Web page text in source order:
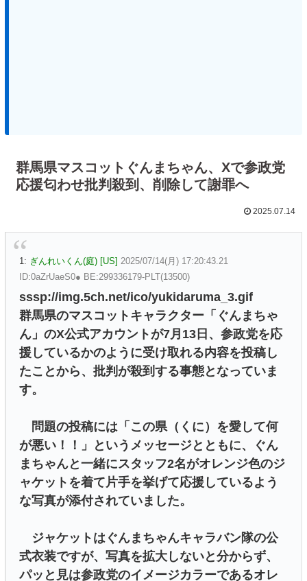
群馬県マスコットぐんまちゃん、Xで参政党
応援匂わせ批判殺到、削除して謝罪へ
2025.07.14
1: ぎんれいくん(庭) [US] 2025/07/14(月) 17:20:43.21
ID:0aZrUaeS0● BE:299336179-PLT(13500)
sssp://img.5ch.net/ico/yukidaruma_3.gif
群馬県のマスコットキャラクター「ぐんまちゃ
ん」のX公式アカウントが7月13日、参政党を応
援しているかのように受け取れる内容を投稿し
たことから、批判が殺到する事態となっていま
す。
問題の投稿には「この県（くに）を愛して何
が悪い！！」というメッセージとともに、ぐん
まちゃんと一緒にスタッフ2名がオレンジ色のジ
ャケットを着て片手を挙げて応援しているよう
な写真が添付されていました。
ジャケットはぐんまちゃんキャラバン隊の公
式衣装ですが、写真を拡大しないと分からず、
パッと見は参政党のイメージカラーであるオレ